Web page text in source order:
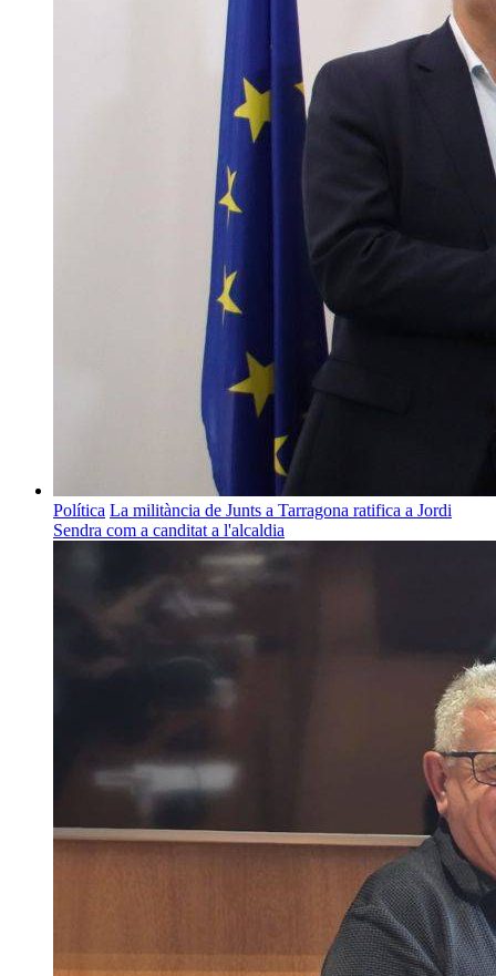
Política La militància de Junts a Tarragona ratifica a Jordi
Sendra com a canditat a l'alcaldia